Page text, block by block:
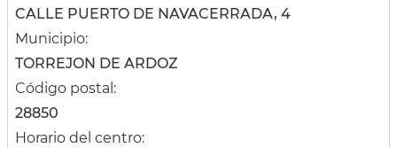
CALLE PUERTO DE NAVACERRADA, 4
Municipio:
TORREJON DE ARDOZ
Código postal:
28850
Horario del centro: